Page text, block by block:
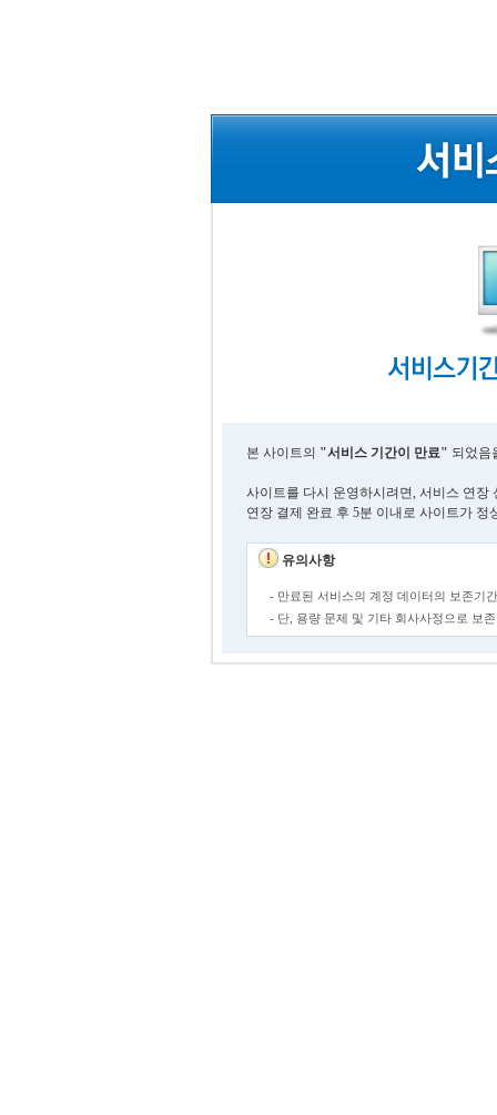
본 사이트의 "서비스 기간이 만료" 되었음
사이트를 다시 운영하시려면, 서비스 연장
연장 결제 완료 후 5분 이내로 사이트가 정
유의사항
- 만료된 서비스의 계정 데이터의 보존기
- 단, 용량 문제 및 기타 회사사정으로 보